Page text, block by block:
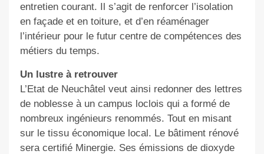
entretien courant. Il s’agit de renforcer l’isolation
en façade et en toiture, et d’en réaménager
l’intérieur pour le futur centre de compétences des
métiers du temps.
Un lustre à retrouver
L’Etat de Neuchâtel veut ainsi redonner des lettres
de noblesse à un campus loclois qui a formé de
nombreux ingénieurs renommés. Tout en misant
sur le tissu économique local. Le bâtiment rénové
sera certifié Minergie. Ses émissions de dioxyde